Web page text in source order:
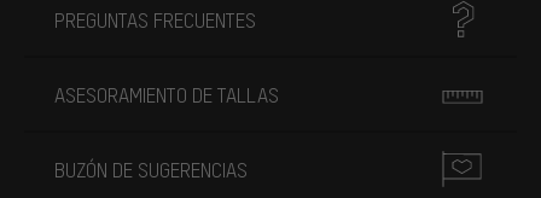
PREGUNTAS FRECUENTES
ASESORAMIENTO DE TALLAS
BUZÓN DE SUGERENCIAS